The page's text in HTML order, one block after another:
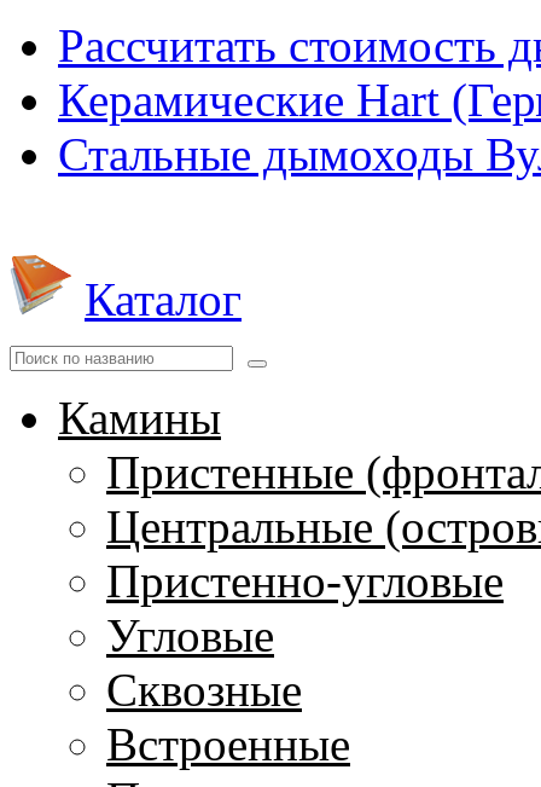
Рассчитать стоимость
Керамические Hart
Стальные дымоходы
Каталог
Камины
Пристенные
Центральные
Пристенно-угловые
Угловые
Сквозные
Встроенные